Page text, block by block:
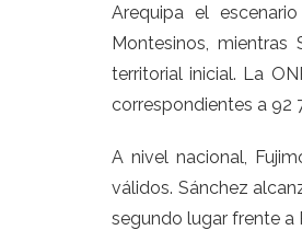
Arequipa el
Montesinos,
territorial inicial. La
correspondientes a 92
A nivel nacional,
válidos. Sánchez
segundo lugar frente a